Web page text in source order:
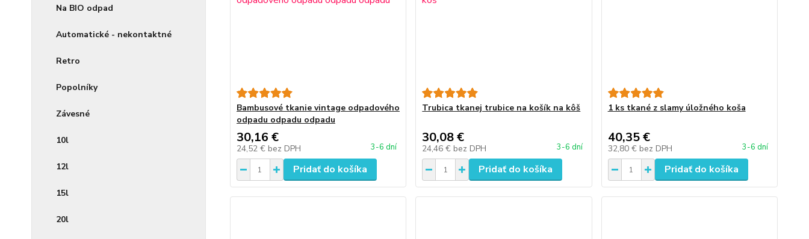
Na BIO odpad
Automatické - nekontaktné
Retro
Popolníky
Závesné
10l
12l
15l
20l
Bambusové tkanie vintage odpadového
odpadu odpadu odpadu
30,16 €
24,52 € bez DPH 3-6 dní
Pridať do košíka
Trubica tkanej trubice na košík na kôš
30,08 €
24,46 € bez DPH 3-6 dní
Pridať do košíka
1 ks tkané z slamy úložného koša
40,35 €
32,80 € bez DPH 3-6 dní
Pridať do košíka